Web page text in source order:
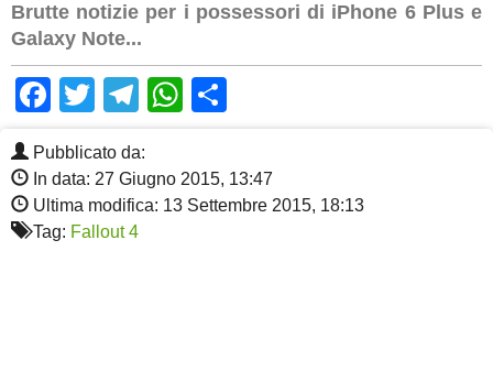
Brutte notizie per i possessori di iPhone 6 Plus e
Galaxy Note...
Facebook
TwitterTelegram
WhatsApp
Pubblicato da:
In data: 27 Giugno 2015, 13:47
Ultima modifica: 13 Settembre 2015, 18:13
Tag: Fallout 4